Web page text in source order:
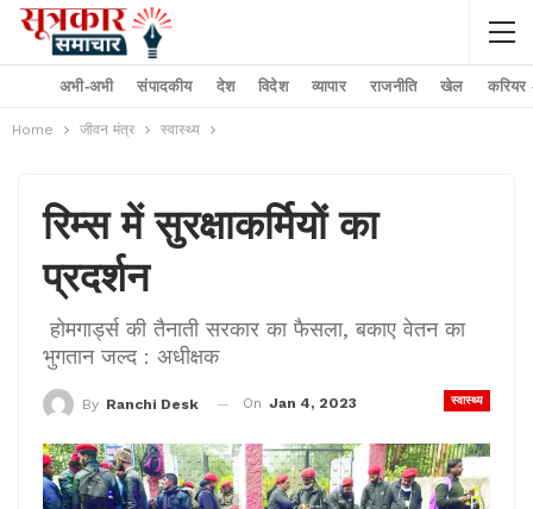
अभी-अभी संपादकीय देश विदेश व्यापार राजनीति खेल करियर
Home जीवन मंत्र स्वास्थ्य
रिम्स में सुरक्षाकर्मियों का
प्रदर्शन
होमगार्ड्स की तैनाती सरकार का फैसला, बकाए वेतन का
भुगतान जल्द : अधीक्षक
स्वास्थ्य
By Ranchi Desk On Jan 4, 2023